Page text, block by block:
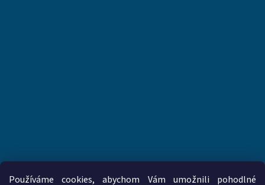
Používáme cookies, abychom Vám umožnili pohodlné